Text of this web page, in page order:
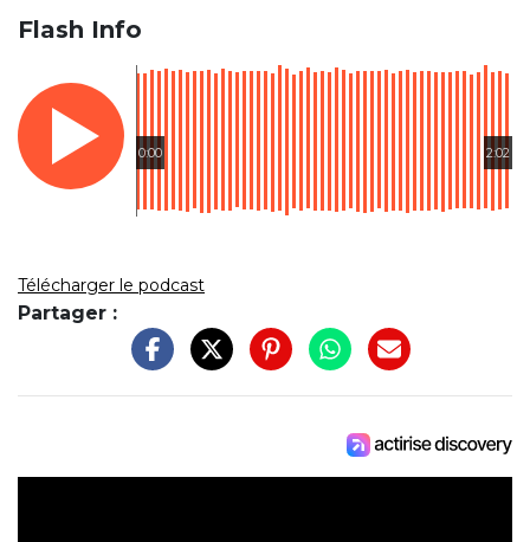
Flash Info
0:00 2:02
Télécharger le podcast
Partager :